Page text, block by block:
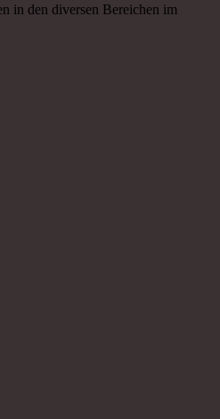
in den diversen Bereichen im